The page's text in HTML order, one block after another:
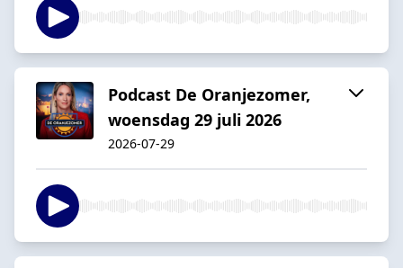
Podcast De Oranjezomer,
woensdag 29 juli 2026
2026-07-29